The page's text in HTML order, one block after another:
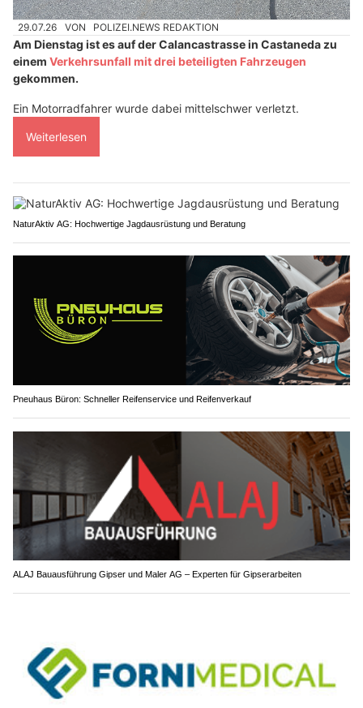
29.07.26 VON POLIZEI.NEWS REDAKTION
Am Dienstag ist es auf der Calancastrasse in Castaneda zu
einem Verkehrsunfall mit drei beteiligten Fahrzeugen
gekommen.
Ein Motorradfahrer wurde dabei mittelschwer verletzt.
Weiterlesen
NaturAktiv AG: Hochwertige Jagdausrüstung und Beratung
Pneuhaus Büron: Schneller Reifenservice und Reifenverkauf
ALAJ Bauausführung Gipser und Maler AG – Experten für Gipserarbeiten